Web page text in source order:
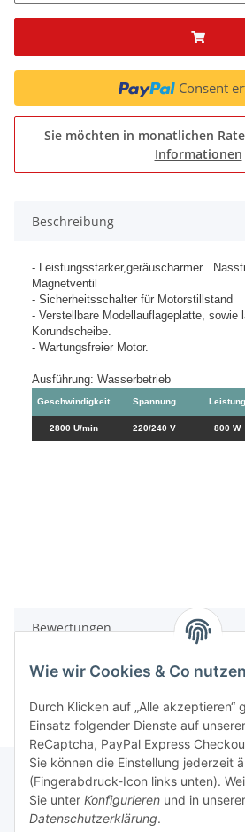
Consent
Sie möchten in monatlichen
Informationen
Beschreibung
- Leistungsstarker,geräuscharmer
Magnetventil
- Sicherheitsschalter für Motorstillstand
- Verstellbare Modellauflageplatte, sowie
Korundscheibe.
- Wartungsfreier Motor.
Ausführung: Wasserbetrieb
Geschwindigkeit Spannung Leistung
2800 U/min 220/240 V 800 W
Bewertungen
Rechtliche Hinweise
Wie wir Cookies & Co nutzen
Durch Klicken auf „Alle akzeptieren“
Einsatz folgender Dienste auf
ReCaptcha, PayPal Express
Sie können die Einstellung jederzeit
(Fingerabdruck-Icon links unten).
Sie unter Konfigurieren und in unserer
Datenschutzerklärung.